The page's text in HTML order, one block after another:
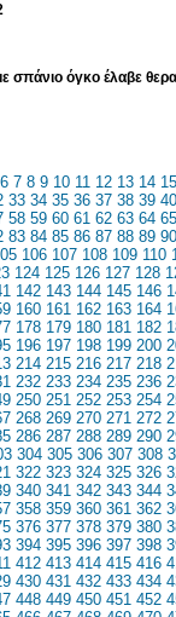
σπάνιο όγκο έλαβε
6 7 8 9 10 11 12 13 14 15
33 34 35 36 37 38 39 40
58 59 60 61 62 63 64 65
83 84 85 86 87 88 89 90
106 107 108 109 110
124 125 126 127 128
142 143 144 145 146
160 161 162 163 164
178 179 180 181 182
196 197 198 199 200
214 215 216 217 218
232 233 234 235 236
250 251 252 253 254
268 269 270 271 272
286 287 288 289 290
304 305 306 307 308
322 323 324 325 326
340 341 342 343 344
358 359 360 361 362
376 377 378 379 380
394 395 396 397 398
412 413 414 415 416
430 431 432 433 434
448 449 450 451 452